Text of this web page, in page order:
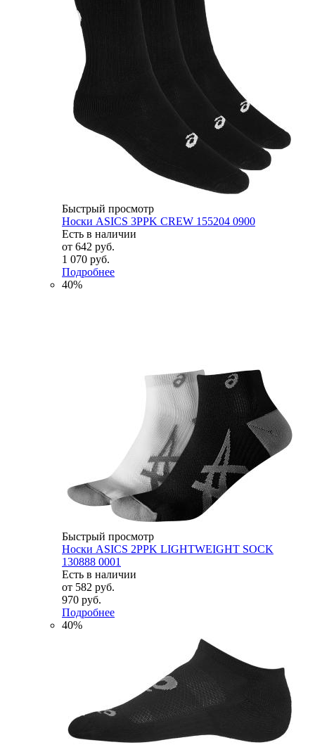
Быстрый просмотр
Носки ASICS 3PPK CREW 155204 0900
Есть в наличии
от 642 руб.
1 070 руб.
Подробнее
40%
Быстрый просмотр
Носки ASICS 2PPK LIGHTWEIGHT SOCK
130888 0001
Есть в наличии
от 582 руб.
970 руб.
Подробнее
40%